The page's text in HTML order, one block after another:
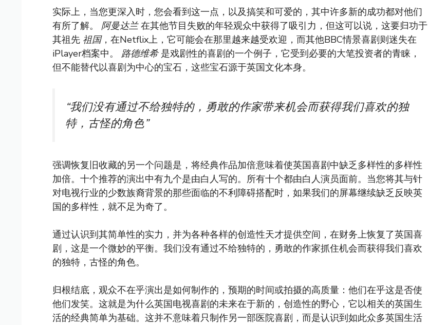
实际上，当您更深入时，您会看到这一点，以及搞笑和可爱的，其中许多新的成功都对他们
有所了解。 阿曼达兰在其他节目失败的年轻观众中获得了吸引力，但这可以说，这要归功于
其祖先 祖国，在Netflix上，它可能会在那里越来越受欢迎，而其他BBC情景喜剧则迷失在
iPlayer档案中。 路德维希是戏剧性的喜剧的一个例子，它受到必要的大笔投资者的青睐，
但不能替代以喜剧为中心的宝石，这些宝石源于英国文化本身。
“我们没有通过不给独特的，勇敢的作家带来机会而获得我们喜欢的独
特，古怪的角色”
强调恢复旧收藏的另一个问题是，将经典作品加倍意味着使英国喜剧中缺乏多样性的多样性
加倍。十个推荐的演出中有九个是由白人写的。所有十个都由白人演员面前。当您将其与针
对电视行业的少数族裔背景的那些面临的不利障碍搭配时，如果我们的屏幕继续缺乏反映英
国的多样性，就不足为奇了。
通过认识到其简单性的实力，并为各种各样的创造性天才提供空间，在财务上恢复了英国喜
剧，这是一个微妙的平衡。我们没有通过不给独特的，勇敢的作家抓住机会而获得我们喜欢
的独特，古怪的角色。
归根结底，观众不在乎演出是如何制作的，预期的时间或拍摄的高质量：他们在乎这是否使
他们发笑。这就是为什么英国电视喜剧的未来在于新的，创造性的野心，它以相关的英国生
活的经典简单为基础。这并不意味着只制作另一部医院喜剧，而是认识到如此众多英国生活